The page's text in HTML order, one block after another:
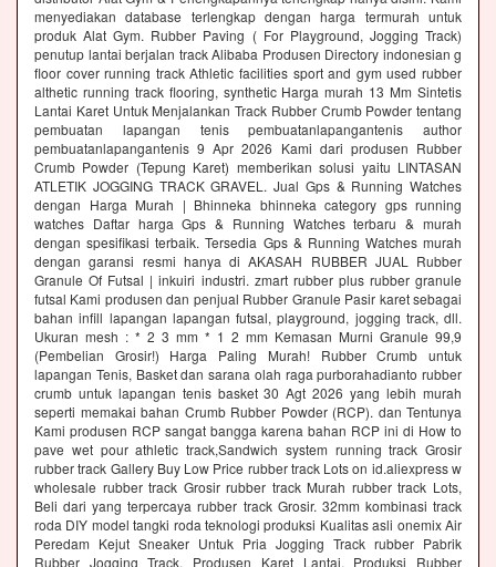
menyediakan database terlengkap dengan harga termurah untuk
produk Alat Gym. Rubber Paving ( For Playground, Jogging Track)
penutup lantai berjalan track Alibaba Produsen Directory indonesian g
floor cover running track Athletic facilities sport and gym used rubber
althetic running track flooring, synthetic Harga murah 13 Mm Sintetis
Lantai Karet Untuk Menjalankan Track Rubber Crumb Powder tentang
pembuatan lapangan tenis pembuatanlapangantenis author
pembuatanlapangantenis 9 Apr 2026 Kami dari produsen Rubber
Crumb Powder (Tepung Karet) memberikan solusi yaitu LINTASAN
ATLETIK JOGGING TRACK GRAVEL. Jual Gps & Running Watches
dengan Harga Murah | Bhinneka bhinneka category gps running
watches Daftar harga Gps & Running Watches terbaru & murah
dengan spesifikasi terbaik. Tersedia Gps & Running Watches murah
dengan garansi resmi hanya di AKASAH RUBBER JUAL Rubber
Granule Of Futsal | inkuiri industri. zmart rubber plus rubber granule
futsal Kami produsen dan penjual Rubber Granule Pasir karet sebagai
bahan infill lapangan lapangan futsal, playground, jogging track, dll.
Ukuran mesh : * 2 3 mm * 1 2 mm Kemasan Murni Granule 99,9
(Pembelian Grosir!) Harga Paling Murah! Rubber Crumb untuk
lapangan Tenis, Basket dan sarana olah raga purborahadianto rubber
crumb untuk lapangan tenis basket 30 Agt 2026 yang lebih murah
seperti memakai bahan Crumb Rubber Powder (RCP). dan Tentunya
Kami produsen RCP sangat bangga karena bahan RCP ini di How to
pave wet pour athletic track,Sandwich system running track Grosir
rubber track Gallery Buy Low Price rubber track Lots on id.aliexpress w
wholesale rubber track Grosir rubber track Murah rubber track Lots,
Beli dari yang terpercaya rubber track Grosir. 32mm kombinasi track
roda DIY model tangki roda teknologi produksi Kualitas asli onemix Air
Peredam Kejut Sneaker Untuk Pria Jogging Track rubber Pabrik
Rubber Jogging Track, Produsen Karet Lantai, Produksi Rubber